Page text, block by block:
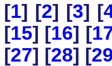
[1] [2] [3] [
[15] [16] [
[27] [28] [